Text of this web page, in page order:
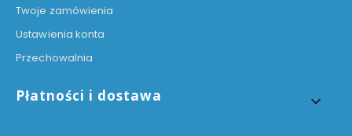
Twoje zamówienia
Ustawienia konta
Przechowalnia
Płatności i dostawa